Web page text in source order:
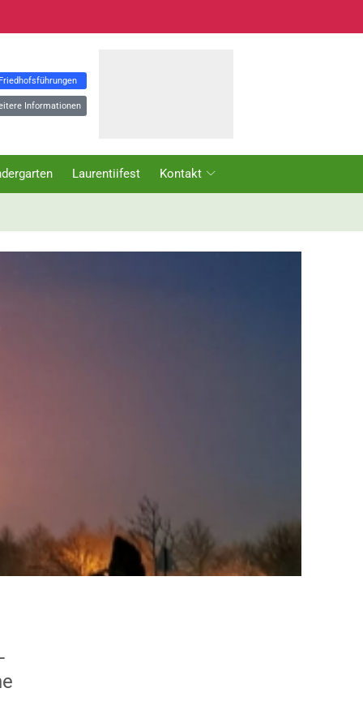
Informationen
Laurentiifest Kontakt